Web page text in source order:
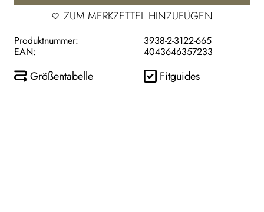
ZUM MERKZETTEL HINZUFÜGEN
Produktnummer:
3938-2-3122-665
EAN:
4043646357233
Größentabelle Fitguides